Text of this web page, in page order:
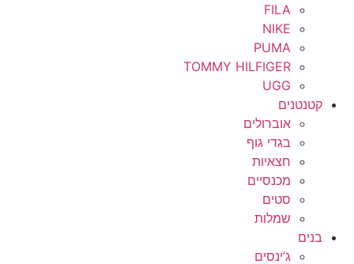
FILA
NIKE
PUMA
TOMMY HILFIGER
UGG
קטנטנים
אוברולים
בגדי גוף
חצאיות
מכנסיים
סטים
שמלות
בנים
ג’ינסים